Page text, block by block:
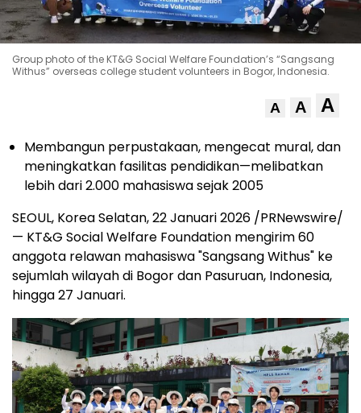
Group photo of the KT&G Social Welfare Foundation’s “Sangsang
Withus” overseas college student volunteers in Bogor, Indonesia.
A A A
Membangun perpustakaan, mengecat mural, dan
meningkatkan fasilitas pendidikan—melibatkan
lebih dari 2.000 mahasiswa sejak 2005
SEOUL, Korea Selatan, 22 Januari 2026 /PRNewswire/
— KT&G Social Welfare Foundation mengirim 60
anggota relawan mahasiswa "Sangsang Withus" ke
sejumlah wilayah di Bogor dan Pasuruan, Indonesia,
hingga 27 Januari.